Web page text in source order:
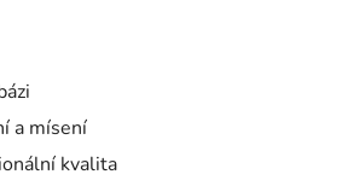
a mísení
kvalita